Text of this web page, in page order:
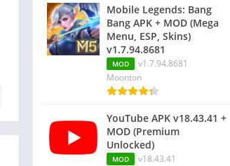
Mobile Legends: Bang
Bang APK + MOD (Mega
Menu, ESP, Skins)
v1.7.94.8681
MOD
v1.7.94.8681
Moonton
YouTube APK v18.43.41 +
MOD (Premium
Unlocked)
MOD
v18.43.41